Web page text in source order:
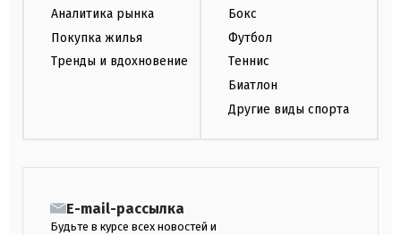
Аналитика рынка
Покупка жилья
Тренды и вдохновение
Бокс
Футбол
Теннис
Биатлон
Другие виды спорта
E-mail-рассылка
Будьте в курсе всех новостей и